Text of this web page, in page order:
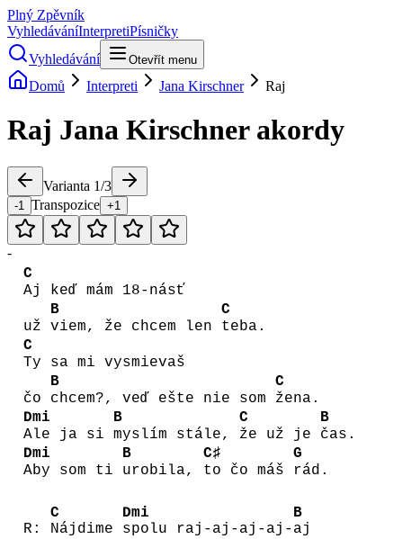
Plný Zpěvník
VyhledáváníInterpretiPísničky
Vyhledávání
Otevřít menu
Domů Interpreti Jana Kirschner Raj
Raj Jana Kirschnerakordy
Varianta 1/3
-1 Transpozice +1
-
C
Aj keď mám 18-násť
už
B
viem, že chcem len
C
teba.
C
Ty sa mi vysmievaš
čo
B
chcem?, veď ešte nie som
C
žena.
Dmi
Ale ja si
B
myslím stále,
C
že už je
B
čas.
Dmi
Aby som ti
B
urobila,
C♯
to čo máš
G
rád.
R:
C
Nájdime
Dmi
spolu raj-aj-aj-aj-
B
aj